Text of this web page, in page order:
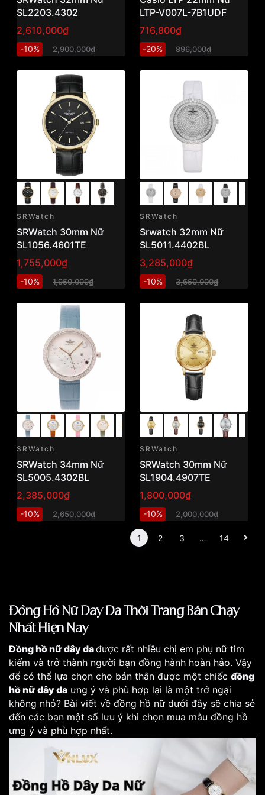
SL2203.4302
2,610,000₫
-10% 2,900,000₫
LTP-V007L-7B1UDF
716,800₫
-20% 896,000₫
SRWatch
SRWatch 30mm Nữ
SL1056.4601TE
1,755,000₫
-10% 1,950,000₫
SRWatch
Srwatch 32mm Nữ
SL5011.4402BL
3,285,000₫
-10% 3,650,000₫
SRWatch
SRWatch 34mm Nữ
SL5005.4302BL
2,385,000₫
-10% 2,650,000₫
SRWatch
SRWatch 30mm Nữ
SL1904.4907TE
1,800,000₫
-10% 2,000,000₫
1 2 3 … 14
Đồng Hồ Nữ Dây Da Thời Trang Bán Chạy
Nhất Hiện Nay
Đồng hồ nữ dây dađược rất nhiều chị em phụ nữ tìm
kiếm và trở thành người bạn đồng hành hoàn hảo. Vậy
để có thể lựa chọn cho bản thân được một chiếc đồng
hồ nữ dây da ưng ý và phù hợp lại là một trở ngại
không nhỏ? Bài viết về đồng hồ nữ dưới đây sẽ chia sẻ
đến các bạn một số lưu ý khi chọn mua mẫu đồng hồ
ưng ý và phù hợp nhất.